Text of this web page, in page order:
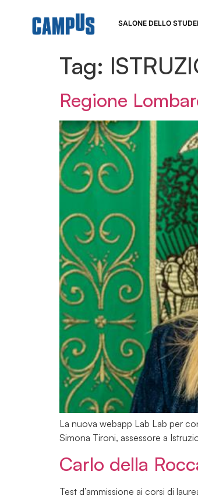
SALONE DELLO
Tag:
Regione
La nuova webapp Lab Lab per
Simona Tironi, assessore a
Carlo della
Test d’ammissione ai corsi di